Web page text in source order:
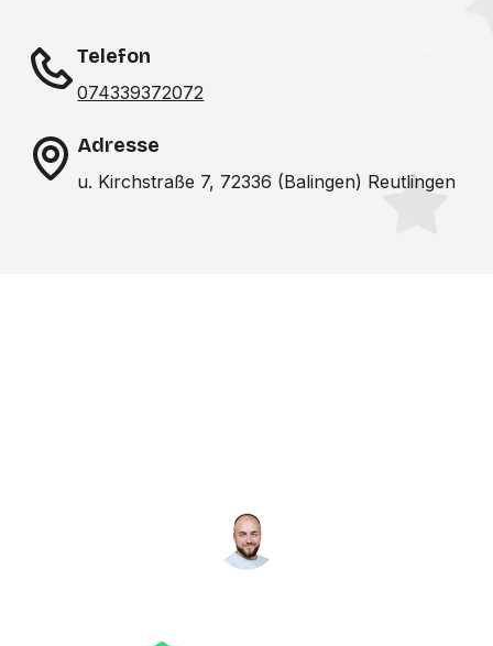
Telefon
074339372072
Adresse
u. Kirchstraße 7, 72336 (Balingen) Reutlingen